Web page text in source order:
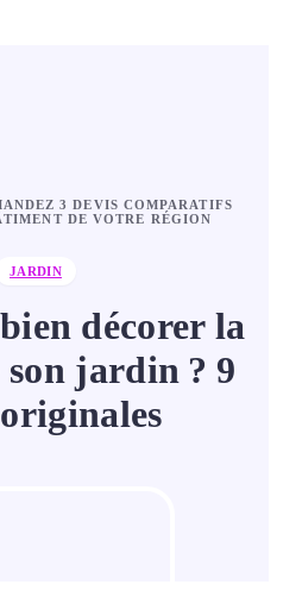
3 DEVIS COMPARATIFS
DE VOTRE RÉGION
JARDIN
décorer la
jardin ? 9